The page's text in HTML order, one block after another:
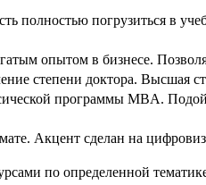
погрузиться в
опытом в бизнесе.
степени доктора. Высшая
программы MBA.
Акцент сделан на
по определенной